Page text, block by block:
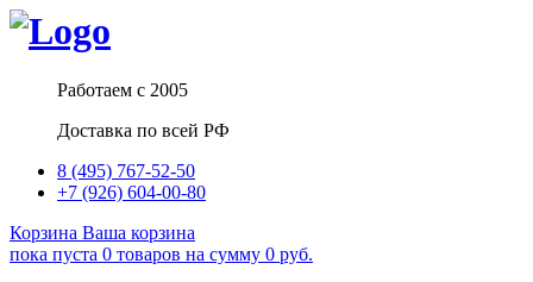
Работаем с 2005
Доставка по всей РФ
8 (495) 767-52-50
+7 (926) 604-00-80
Корзина Ваша корзина
пока пуста 0 товаров на сумму 0 руб.